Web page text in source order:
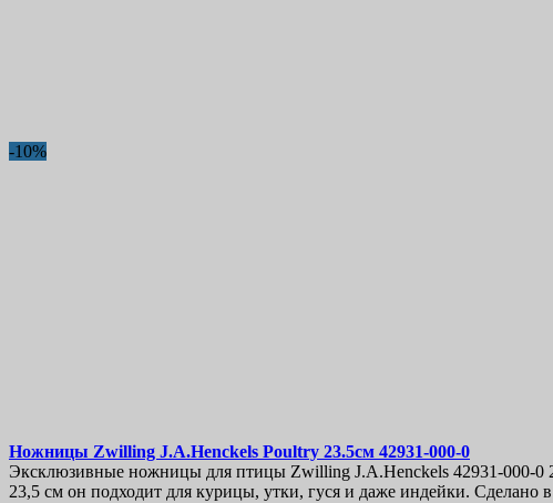
-10%
Ножницы Zwilling J.A.Henckels Poultry 23.5см 42931-000-0
Эксклюзивные ножницы для птицы Zwilling J.A.Henckels 42931-000-0
23,5 см он подходит для курицы, утки, гуся и даже индейки. Сделано